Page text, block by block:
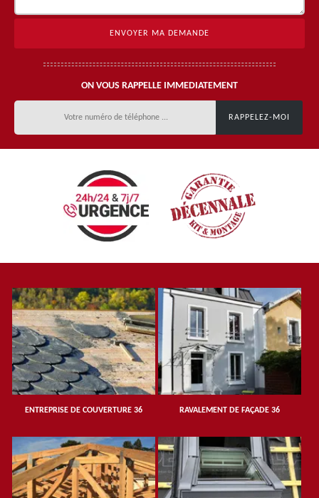
ON VOUS RAPPELLE IMMEDIATEMENT
ENTREPRISE DE COUVERTURE 36 RAVALEMENT DE FAÇADE 36